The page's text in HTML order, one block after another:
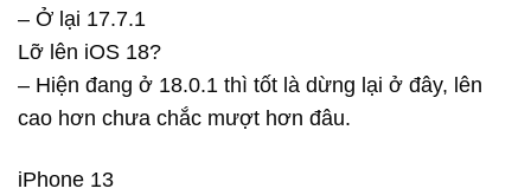
– Ở lại 17.7.1
Lỡ lên iOS 18?
– Hiện đang ở 18.0.1 thì tốt là dừng lại ở đây, lên
cao hơn chưa chắc mượt hơn đâu.
iPhone 13